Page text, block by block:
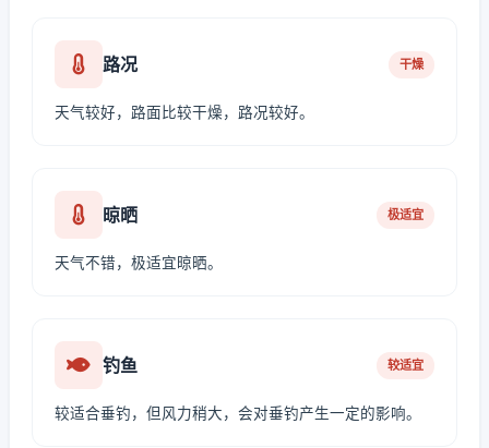
路况 干燥
天气较好，路面比较干燥，路况较好。
晾晒 极适宜
天气不错，极适宜晾晒。
钓鱼 较适宜
较适合垂钓，但风力稍大，会对垂钓产生一定的影响。